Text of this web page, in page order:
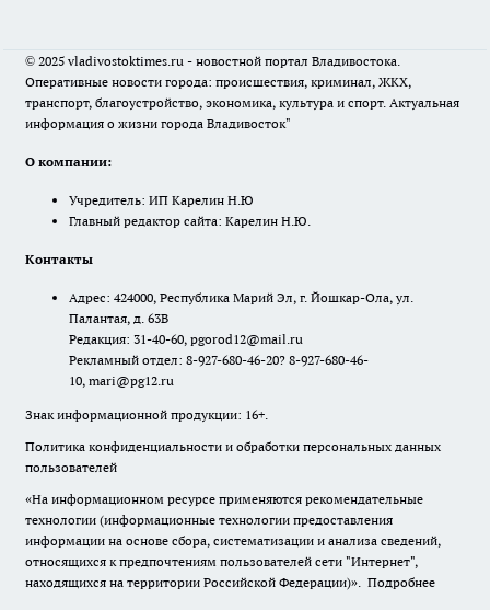
© 2025 vladivostoktimes.ru - новостной портал Владивостока.
Оперативные новости города: происшествия, криминал, ЖКХ,
транспорт, благоустройство, экономика, культура и спорт. Актуальная
информация о жизни города Владивосток"
О компании:
Учредитель: ИП Карелин Н.Ю
Главный редактор сайта: Карелин Н.Ю.
Контакты
Адрес: 424000, Республика Марий Эл, г. Йошкар-Ола, ул.
Палантая, д. 63В
Редакция: 31-40-60, pgorod12@mail.ru
Рекламный отдел: 8-927-680-46-20? 8-927-680-46-
10, mari@pg12.ru
Знак информационной продукции: 16+.
Политика конфиденциальности и обработки персональных данных
пользователей
«На информационном ресурсе применяются рекомендательные
технологии (информационные технологии предоставления
информации на основе сбора, систематизации и анализа сведений,
относящихся к предпочтениям пользователей сети "Интернет",
находящихся на территории Российской Федерации)». Подробнее